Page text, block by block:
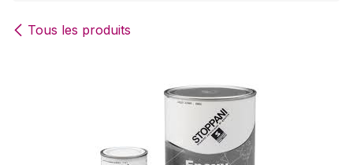
Tous les produits